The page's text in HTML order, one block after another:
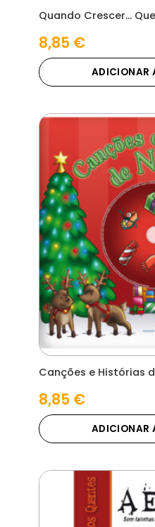
Quando Crescer…
8,85 €
ADICIONAR
Canções e Histórias
8,85 €
ADICIONAR